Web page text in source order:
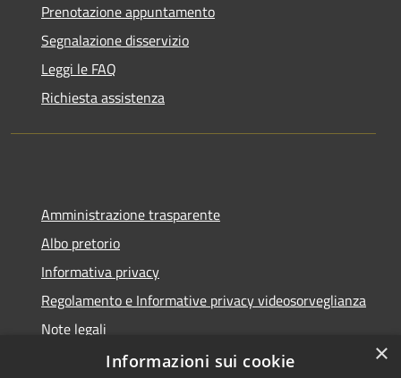
Prenotazione appuntamento
Segnalazione disservizio
Leggi le FAQ
Richiesta assistenza
Amministrazione trasparente
Albo pretorio
Informativa privacy
Regolamento e Informative privacy videosorveglianza
Note legali
Dichiarazione di accessibilità
×
Informazioni sui cookie